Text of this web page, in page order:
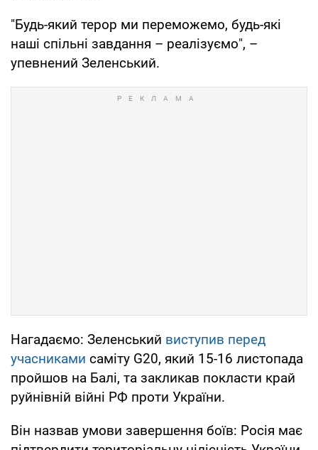
"Будь-який терор ми переможемо, будь-які
наші спільні завдання – реалізуємо", –
упевнений Зеленський.
Нагадаємо: Зеленський виступив перед
учасниками саміту G20, який 15-16 листопада
пройшов на Балі, та закликав покласти край
руйнівній війні РФ проти України.
Він назвав умови завершення боїв: Росія має